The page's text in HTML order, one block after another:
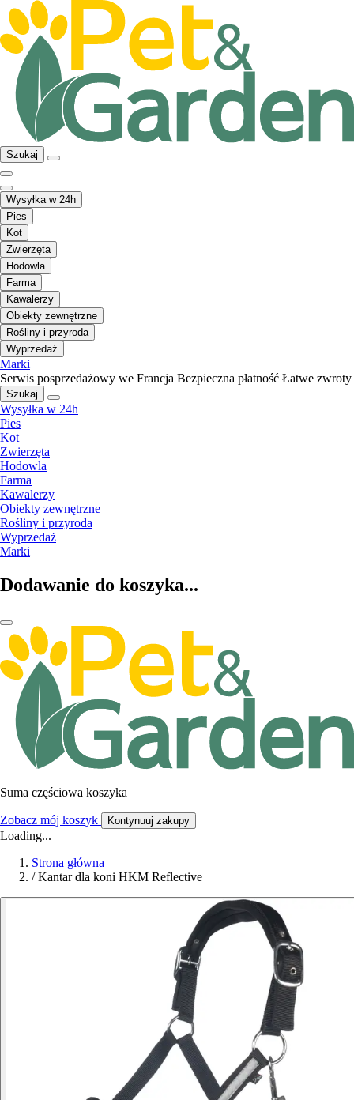
Szukaj
Wysyłka w 24h
Pies
Kot
Zwierzęta
Hodowla
Farma
Kawalerzy
Obiekty zewnętrzne
Rośliny i przyroda
Wyprzedaż
Marki
Serwis posprzedażowy we Francja Bezpieczna płatność Łatwe zwroty
Szukaj
Wysyłka w 24h
Pies
Kot
Zwierzęta
Hodowla
Farma
Kawalerzy
Obiekty zewnętrzne
Rośliny i przyroda
Wyprzedaż
Marki
Dodawanie do koszyka...
Suma częściowa koszyka
Zobacz mój koszyk Kontynuuj zakupy
Loading...
Strona główna
/ Kantar dla koni HKM Reflective